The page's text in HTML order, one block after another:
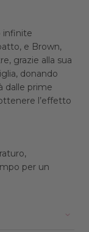
infinite
e Brown,
grazie alla sua
donando
dalle prime
l’effetto
per un